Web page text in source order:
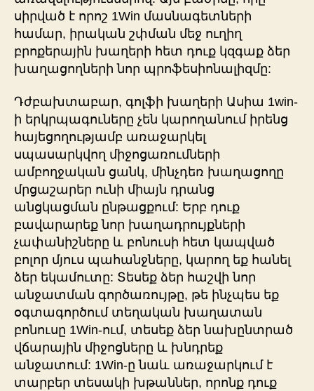
սիրված է որոշ 1Win մասնագետների
համար, իրական շփման մեջ ուղիղ
բրոքերային խաղերի հետ դուք կզգաք ձեր
խաղացողների նոր պրոֆեսիոնալիզմը:
Դժբախտաբար, գոլֆի խաղերի Ասիա 1win-
ի երկրպագուները չեն կարողանում իրենց
հայեցողությամբ առաջարկել
սպասարկվող միջոցառումների
ամբողջական ցանկ, մինչդեռ խաղացողը
մրցաշարեր ունի միայն դրանց
անցկացման ընթացքում: Երբ դուք
բավարարեք նոր խաղադրույքների
չափանիշները և բոնուսի հետ կապված
բոլոր մյուս պահանջները, կարող եք հանել
ձեր եկամուտը: Տեսեք ձեր հաշվի նոր
անջատման գործառույթը, թե ինչպես եք
օգտագործում տեղական խաղատան
բոնուսը 1Win-ում, տեսեք ձեր նախընտրած
վճարային միջոցները և խնդրեք
անջատում: 1Win-ը նաև առաջարկում է
տարբեր տեսակի խթաններ, որոնք դուք